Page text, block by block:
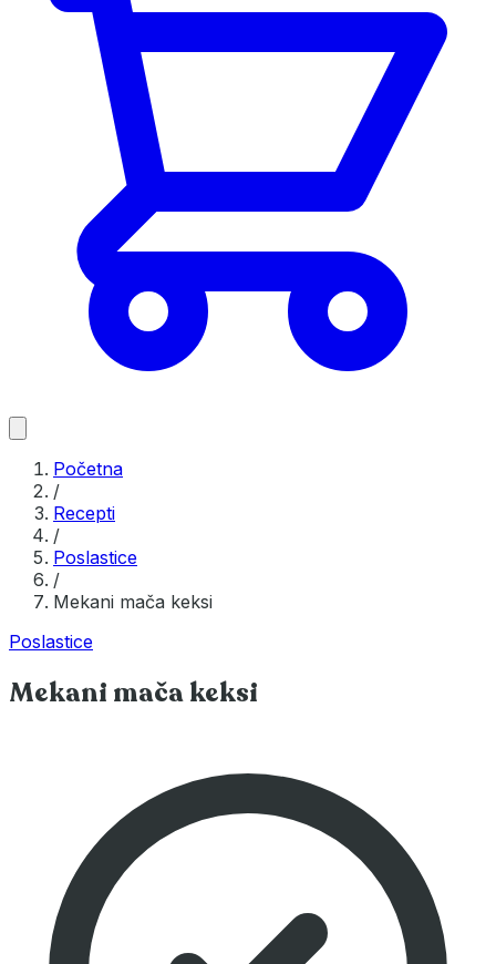
Početna
/
Recepti
/
Poslastice
/
Mekani mača keksi
Poslastice
Mekani mača keksi